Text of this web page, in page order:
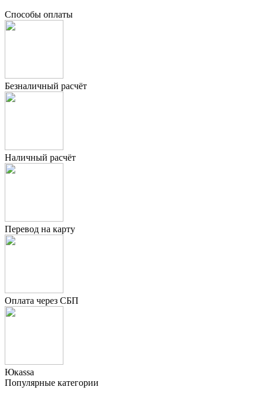
Способы оплаты
Безналичный расчёт
Наличный расчёт
Перевод на карту
Оплата через СБП
Юкаssа
Популярные категории